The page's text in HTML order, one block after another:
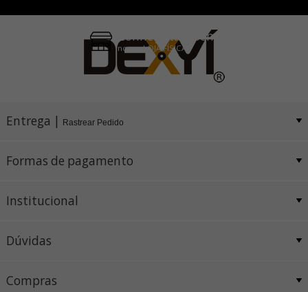
Conheça também
nossa LOJA FÍSICA
Entrega | Rastrear Pedido
Formas de pagamento
Institucional
Dúvidas
Compras